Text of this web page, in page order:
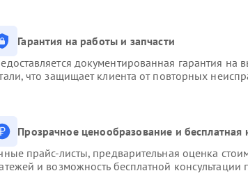
Гарантия на работы и запчасти
документированная гарантия
что защищает клиента от повторных
Прозрачное ценообразование и бесплатная
прайс-листы, предварительная оценка
и возможность бесплатной